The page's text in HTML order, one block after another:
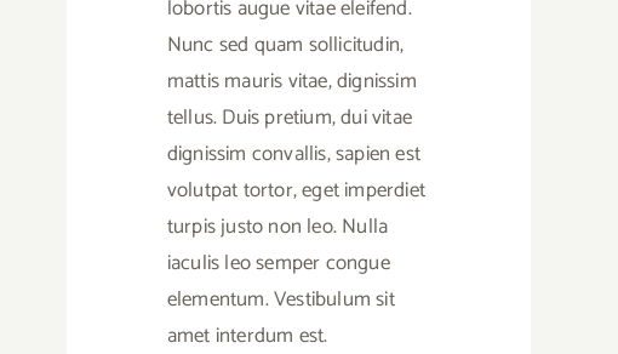
lobortis augue vitae eleifend.
Nunc sed quam sollicitudin,
mattis mauris vitae, dignissim
tellus. Duis pretium, dui vitae
dignissim convallis, sapien est
volutpat tortor, eget imperdiet
turpis justo non leo. Nulla
iaculis leo semper congue
elementum. Vestibulum sit
amet interdum est.